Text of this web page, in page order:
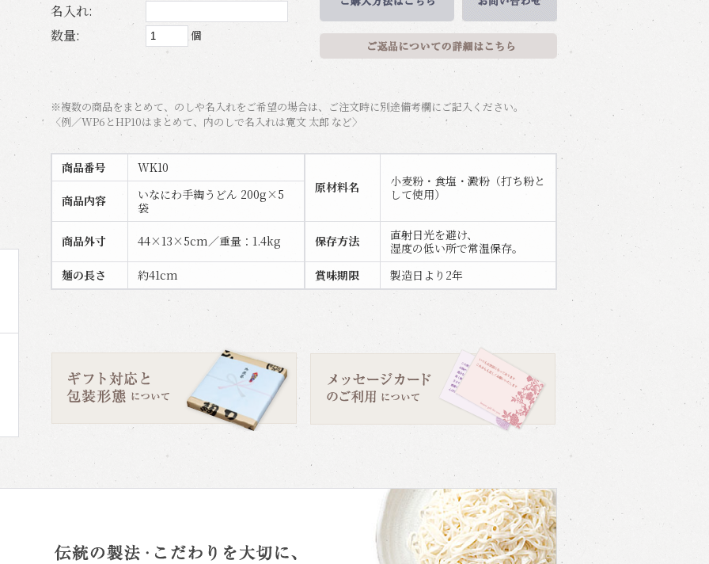
名入れ:
数量:
個
※複数の商品をまとめて、のしや名入れをご希望の場合は、ご注文時に別途備考欄にご記入ください。
〈例／WP6とHP10はまとめて、内のしで名入れは寛文 太郎 など〉
商品番号
WK10
原材料名
小麦粉・食塩・澱粉（打ち粉と
して使用）
商品内容
いなにわ手綯うどん 200g×5
袋
商品外寸 44×13×5cm／重量：1.4kg 保存方法
直射日光を避け、
湿度の低い所で常温保存。
麺の長さ
約41cm 賞味期限 製造日より2年